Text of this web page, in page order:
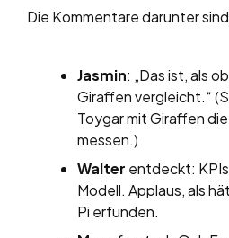
Die Kommentare darunter
Jasmin: „Das ist, als
Giraffen vergleicht.“
Toygar mit Giraffen
messen.)
Walter entdeckt:
Modell. Applaus, als
Pi erfunden.